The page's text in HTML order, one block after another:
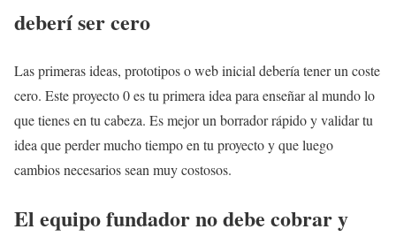
deberí ser cero
Las primeras ideas, prototipos o web inicial debería tener un coste
cero. Este proyecto 0 es tu primera idea para enseñar al mundo lo
que tienes en tu cabeza. Es mejor un borrador rápido y validar tu
idea que perder mucho tiempo en tu proyecto y que luego
cambios necesarios sean muy costosos.
El equipo fundador no debe cobrar y